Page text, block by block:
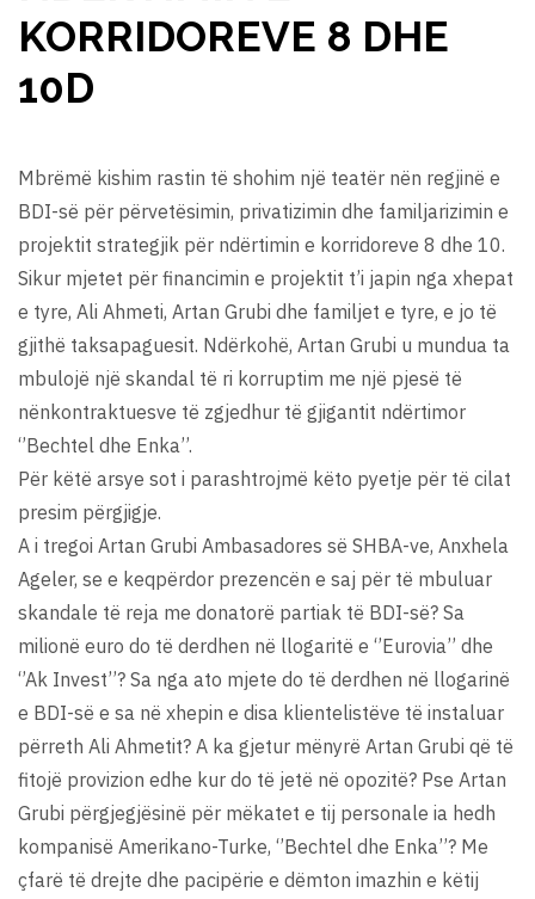
KORRIDOREVE 8 DHE
10D
Мbrëmë kishim rastin të shohim një teatër nën regjinë e
BDI-së për përvetësimin, privatizimin dhe familjarizimin e
projektit strategjik për ndërtimin e korridoreve 8 dhe 10.
Sikur mjetet për financimin e projektit t’i japin nga xhepat
e tyre, Ali Ahmeti, Artan Grubi dhe familjet e tyre, e jo të
gjithë taksapaguesit. Ndërkohë, Artan Grubi u mundua ta
mbulojë një skandal të ri korruptim me një pjesë të
nënkontraktuesve të zgjedhur të gjigantit ndërtimor
‘’Bechtel dhe Enka’’.
Për këtë arsye sot i parashtrojmë këto pyetje për të cilat
presim përgjigje.
A i tregoi Artan Grubi Ambasadores së SHBA-ve, Anxhela
Ageler, se e keqpërdor prezencën e saj për të mbuluar
skandale të reja me donatorë partiak të BDI-së? Sa
milionë euro do të derdhen në llogaritë e ‘’Eurovia’’ dhe
‘’Ak Invest’’? Sa nga ato mjete do të derdhen në llogarinë
e BDI-së e sa në xhepin e disa klientelistëve të instaluar
përreth Ali Ahmetit? A ka gjetur mënyrë Artan Grubi që të
fitojë provizion edhe kur do të jetë në opozitë? Pse Artan
Grubi përgjegjësinë për mëkatet e tij personale ia hedh
kompanisë Amerikano-Turke, ‘’Bechtel dhe Enka’’? Me
çfarë të drejte dhe pacipërie e dëmton imazhin e këtij